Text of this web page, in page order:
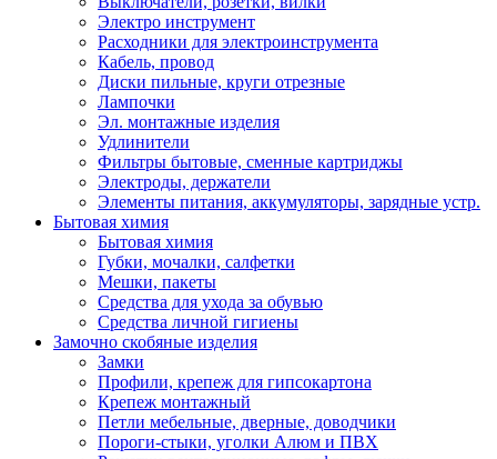
Электро инструмент
Расходники для электроинструмента
Кабель, провод
Диски пильные, круги отрезные
Лампочки
Эл. монтажные изделия
Удлинители
Фильтры бытовые, сменные картриджы
Электроды, держатели
Элементы питания, аккумуляторы, зарядные устр.
Бытовая химия
Бытовая химия
Губки, мочалки, салфетки
Мешки, пакеты
Средства для ухода за обувью
Средства личной гигиены
Замочно скобяные изделия
Замки
Профили, крепеж для гипсокартона
Крепеж монтажный
Петли мебельные, дверные, доводчики
Пороги-стыки, уголки Алюм и ПВХ